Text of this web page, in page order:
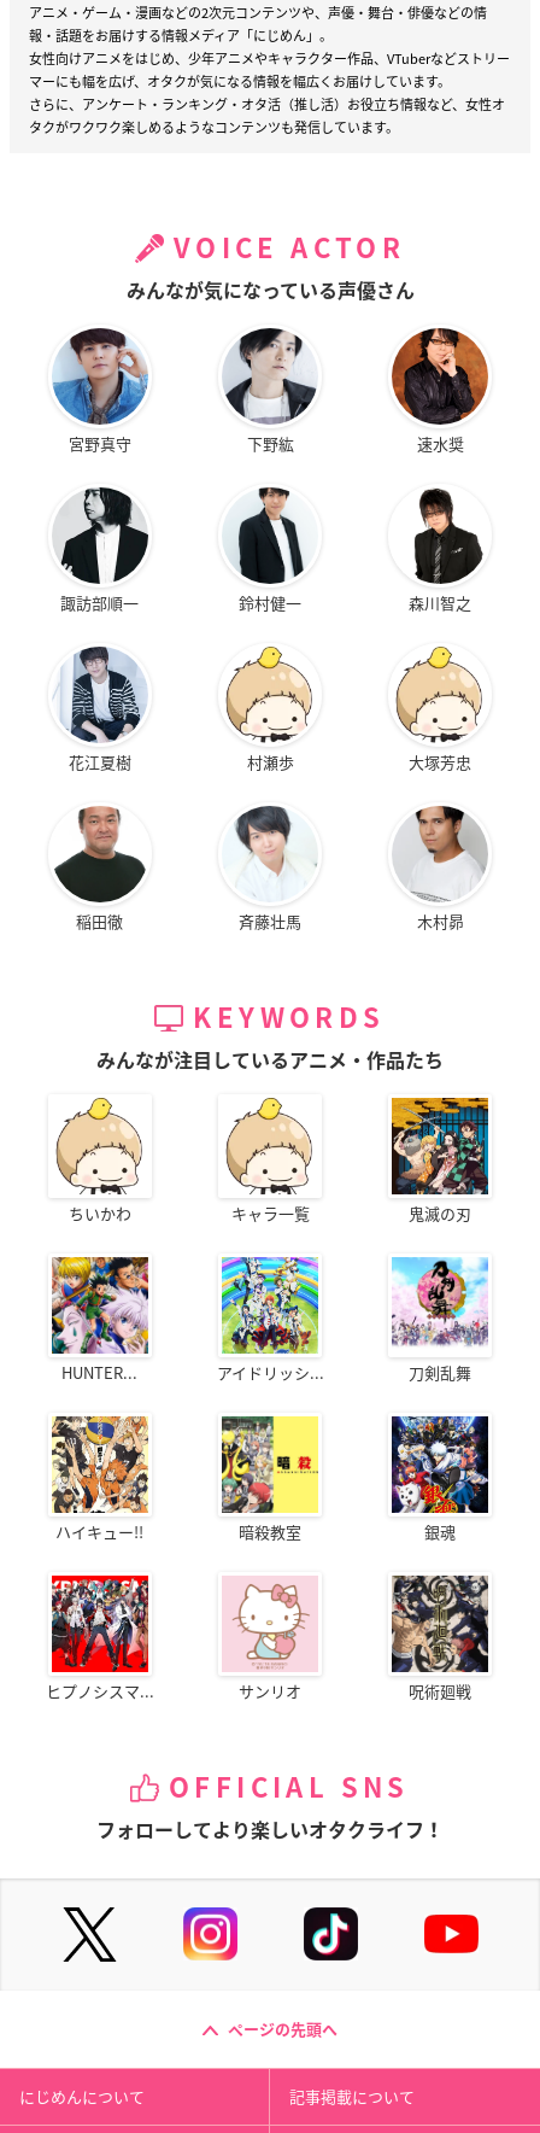
アニメ・ゲーム・漫画などの2次元コンテンツや、声優・舞台・俳優などの情
報・話題をお届けする情報メディア「にじめん」。
女性向けアニメをはじめ、少年アニメやキャラクター作品、VTuberなどストリー
マーにも幅を広げ、オタクが気になる情報を幅広くお届けしています。
さらに、アンケート・ランキング・オタ活（推し活）お役立ち情報など、女性オ
タクがワクワク楽しめるようなコンテンツも発信しています。
VOICE ACTOR
みんなが気になっている声優さん
宮野真守 下野紘 速水奨
諏訪部順一 鈴村健一 森川智之
花江夏樹 村瀬歩 大塚芳忠
稲田徹 斉藤壮馬 木村昴
KEYWORDS
みんなが注目しているアニメ・作品たち
ちいかわ キャラ一覧 鬼滅の刃
HUNTER... アイドリッシ... 刀剣乱舞
ハイキュー!! 暗殺教室 銀魂
ヒプノシスマ... サンリオ 呪術廻戦
OFFICIAL SNS
フォローしてより楽しいオタクライフ！
ページの先頭へ
にじめんについて 記事掲載について